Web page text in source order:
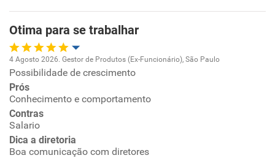
Otima para se trabalhar
Oportunidade de promoção
Ambiente de trabalho
Conciliação com a vida familiar
4 Agosto 2026. Gestor de Produtos (Ex-Funcionário), São Paulo
Possibilidade de crescimento
Prós
Conhecimento e comportamento
Contras
Salario
Dica a diretoria
Boa comunicação com diretores